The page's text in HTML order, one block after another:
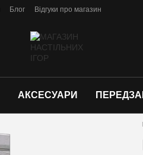
Блог Відгуки про магазин
АКСЕСУАРИ